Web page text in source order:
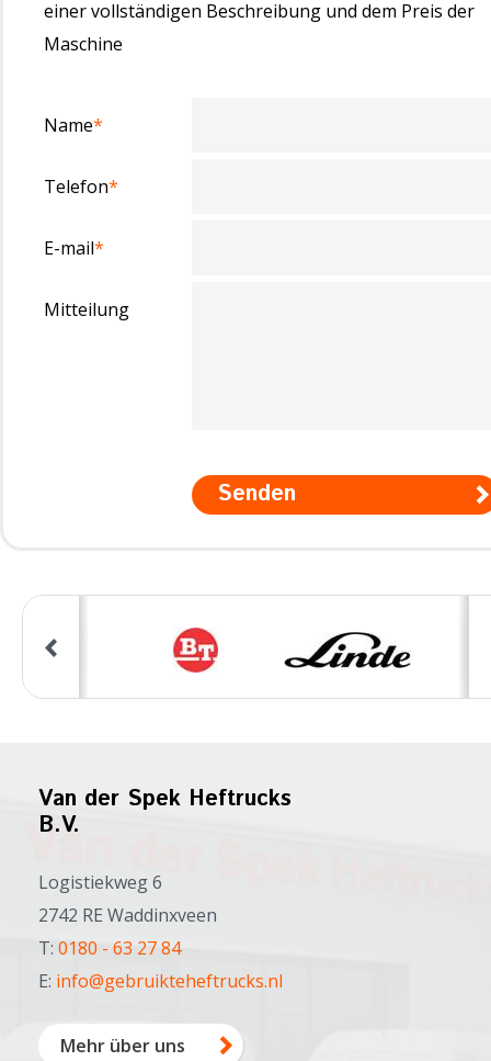
einer vollständigen Beschreibung und dem Preis der
Maschine
Name*
Telefon*
E-mail*
Mitteilung
Senden
Van der Spek Heftrucks
B.V.
Logistiekweg 6
2742 RE Waddinxveen
T: 0180 - 63 27 84
E: info@gebruikteheftrucks.nl
Mehr über uns